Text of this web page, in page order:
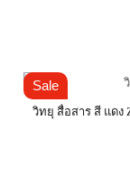
Sale
วิทยุ สื่อสาร สี แดง